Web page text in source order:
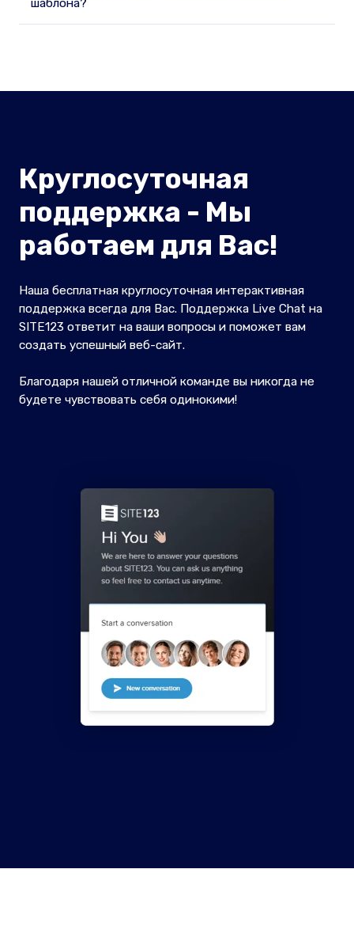
шаблона?
Круглосуточная
поддержка - Мы
работаем для Вас!
Наша бесплатная круглосуточная интерактивная
поддержка всегда для Вас. Поддержка Live Chat на
SITE123 ответит на ваши вопросы и поможет вам
создать успешный веб-сайт.
Благодаря нашей отличной команде вы никогда не
будете чувствовать себя одинокими!